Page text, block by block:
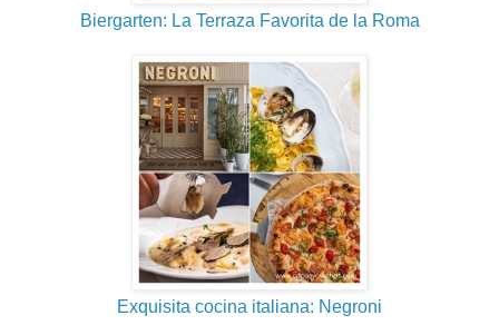
Biergarten: La Terraza Favorita de la Roma
Exquisita cocina italiana: Negroni